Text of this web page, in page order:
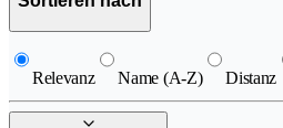
Relevanz Name (A-Z) Distanz